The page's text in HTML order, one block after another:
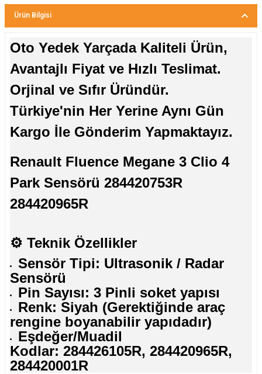
Ürün Bilgisi
Oto Yedek Yarçada Kaliteli Ürün,
Avantajlı Fiyat ve Hızlı Teslimat.
Orjinal ve Sıfır Üründür.
Türkiye'nin Her Yerine Aynı Gün
Kargo İle Gönderim Yapmaktayız.
Renault Fluence Megane 3 Clio 4
Park Sensörü 284420753R
284420965R
⚙️ Teknik Özellikler
Sensör Tipi: Ultrasonik / Radar
Sensörü
Pin Sayısı: 3 Pinli soket yapısı
Renk: Siyah (Gerektiğinde araç
rengine boyanabilir yapıdadır)
Eşdeğer/Muadil
Kodlar: 284426105R, 284420965R,
284420001R